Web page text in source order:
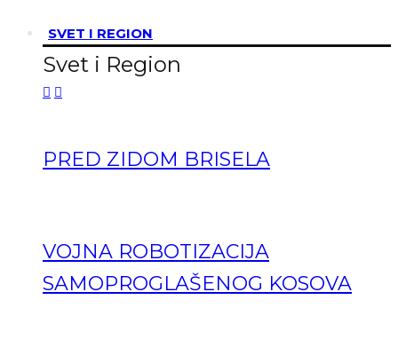
SVET I REGION
Svet i Region
PRED ZIDOM BRISELA
VOJNA ROBOTIZACIJA
SAMOPROGLAŠENOG KOSOVA